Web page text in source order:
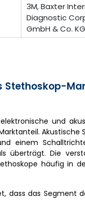
3M, Baxter
Diagnostic
GmbH & Co.
Stethoskop-
und
einem
überträgt. Die
häufig in
dass das Segment